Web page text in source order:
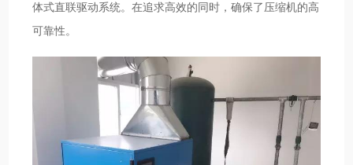
体式直联驱动系统。在追求高效的同时，确保了压缩机的高
可靠性。